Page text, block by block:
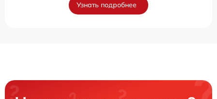
Узнать подробнее